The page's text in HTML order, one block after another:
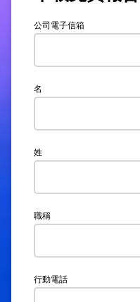
公司電子信箱
名
姓
職稱
行動電話